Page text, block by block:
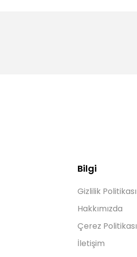
Bilgi
Gizlilik Politikası
Hakkımızda
Çerez Politikası
İletişim